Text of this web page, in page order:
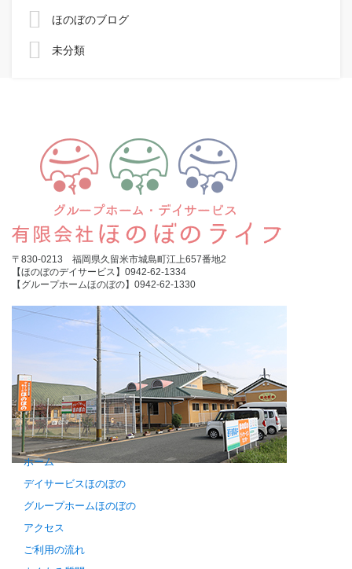
ほのぼのブログ
未分類
〒830-0213 福岡県久留米市城島町江上657番地2
【ほのぼのデイサービス】0942-62-1334
【グループホームほのぼの】0942-62-1330
ホーム
デイサービスほのぼの
グループホームほのぼの
アクセス
ご利用の流れ